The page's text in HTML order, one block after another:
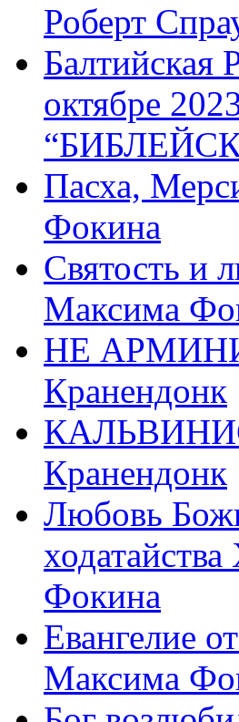
Роберт
Балтийская
октябре
Пасха,
Фокина
Святость и
Максима
НЕ
Кранендонк
Кранендонк
Любовь
Фокина
Евангелие
Максима